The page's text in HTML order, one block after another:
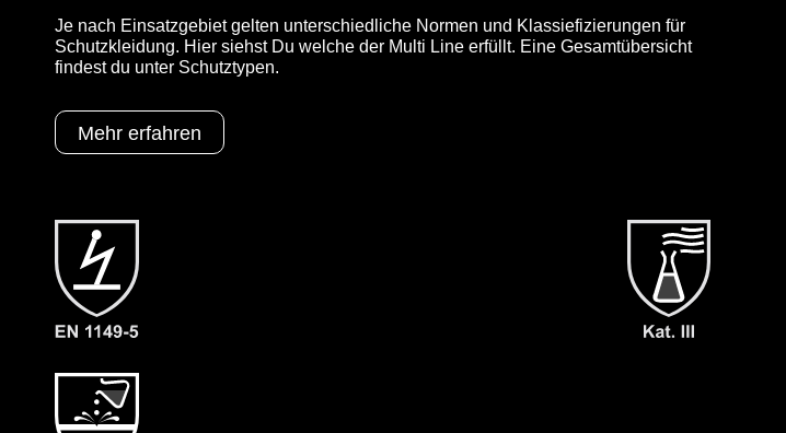
Je nach Einsatzgebiet gelten unterschiedliche Normen und Klassiefizierungen für
Schutzkleidung. Hier siehst Du welche der Multi Line erfüllt. Eine Gesamtübersicht
findest du unter Schutztypen.
Mehr erfahren